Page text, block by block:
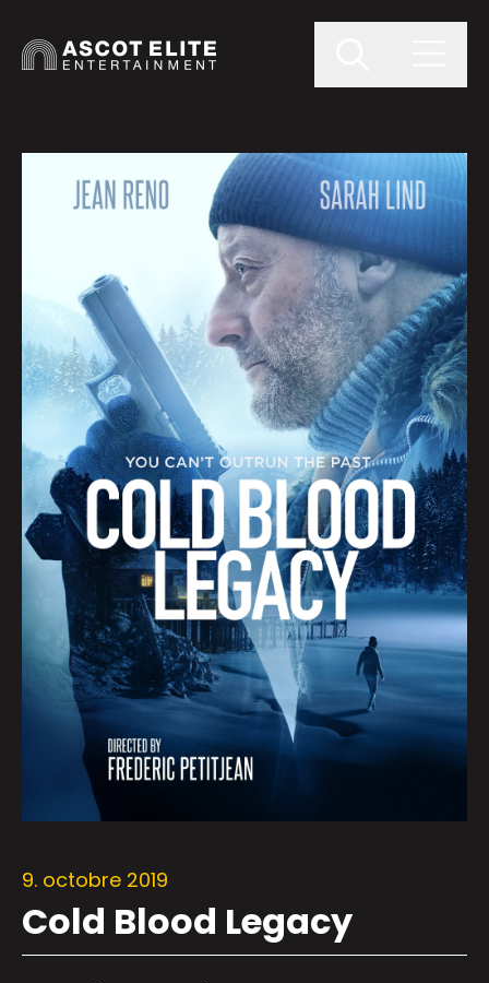
9. octobre 2019
Cold Blood Legacy